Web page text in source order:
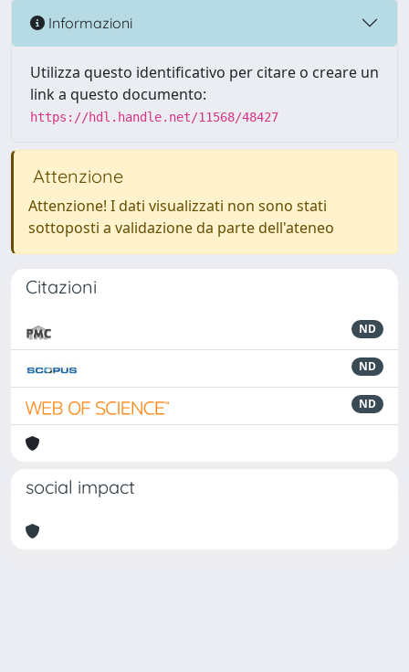
Informazioni
Utilizza questo identificativo per citare o creare un
link a questo documento:
https://hdl.handle.net/11568/48427
Attenzione
Attenzione! I dati visualizzati non sono stati
sottoposti a validazione da parte dell'ateneo
Citazioni
ND
ND
ND
social impact